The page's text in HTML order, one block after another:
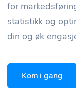
for
statistikk og
din og øk
Kom i gang